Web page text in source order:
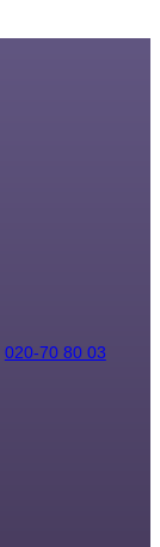
020-70 80 03